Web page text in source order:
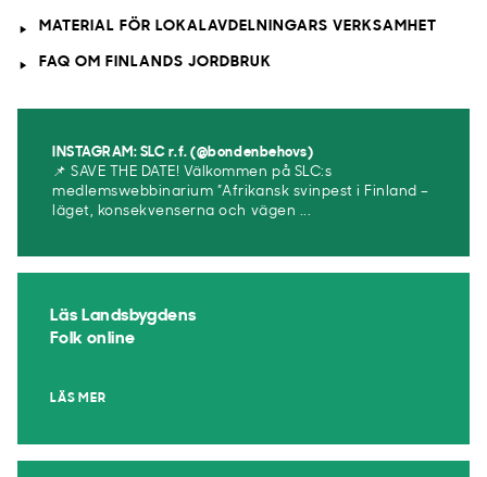
MATERIAL FÖR LOKALAVDELNINGARS VERKSAMHET
FAQ OM FINLANDS JORDBRUK
INSTAGRAM: SLC r.f. (@bondenbehovs)
📌 SAVE THE DATE! Välkommen på SLC:s
medlemswebbinarium ”Afrikansk svinpest i Finland –
läget, konsekvenserna och vägen ...
Läs Landsbygdens
Folk online
LÄS MER